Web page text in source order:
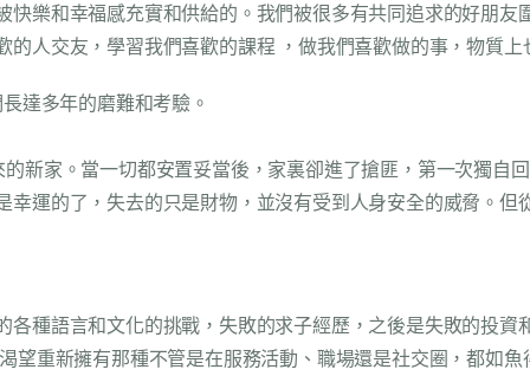
樂和幸福感充實和供給的。我們被很多有共同追求的好朋
人交友，學習我們喜歡的課程 ，做我們喜歡做的事，物質上
達多年的磨難和考驗。
新家。當一切都安置妥當後，家裏卻進了搶匪，第一次獨
運的了，失去的只是財物，並沒有受到人身安全的威脅。
種語言和文化的挑戰，失敗的求子經歷，之後是失敗的投
望重新擁有那種不管是在服務活動、職場還是社交圈，都如